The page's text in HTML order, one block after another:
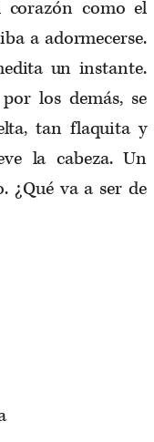
corazón como el
a adormecerse.
un instante.
los demás, se
tan flaquita y
la cabeza. Un
¿Qué va a ser de